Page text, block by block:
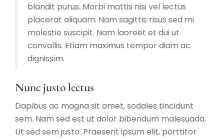
blandit purus. Morbi mattis nisi vel lectus
placerat aliquam. Nam sagittis risus sed mi
molestie suscipit. Nam laoreet et dui ut
convallis. Etiam maximus tempor diam ac
dignissim.
Nunc justo lectus
Dapibus ac magna sit amet, sodales tincidunt
sem. Nam sed est ut dolor bibendum malesuada.
Ut sed sem justo. Praesent ipsum elit, porttitor